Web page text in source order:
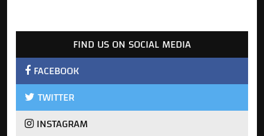
FIND US ON SOCIAL MEDIA
FACEBOOK
TWITTER
INSTAGRAM